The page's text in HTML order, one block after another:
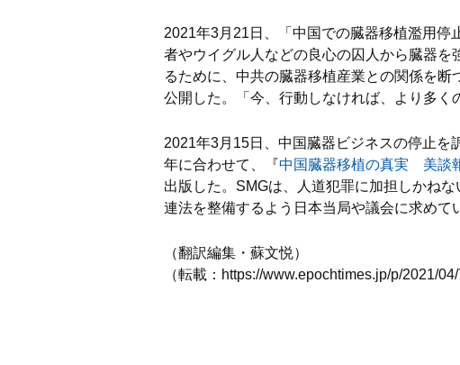
2021年3月21日、「中国での臓器移植濫用
者やウイグル人などの良心の囚人から臓器
るために、中共の臓器移植産業との関係を
公開した。「今、行動しなければ、より多く
2021年3月15日、中国臓器ビジネスの停止を
年に合わせて、『中国臓器移植の真実 美談
出版した。SMGは、人道犯罪に加担しかね
連法を整備するよう日本当局や議会に求めて
（翻訳編集・蘇文悦）
（転載：https://www.epochtimes.jp/p/2021/04/